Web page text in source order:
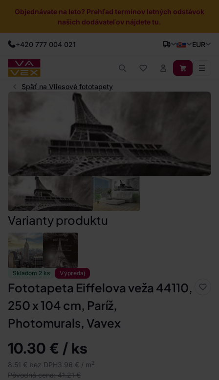
Objednávate na leto? Prehľad termínov letných odstávok
našich dodávateľov nájdete tu.
+420 777 004 021 EUR
Späť na Vliesové fototapety
Skladom 2 ks Výpredaj
Fototapeta Eiffelova veža 44110,
250 x 104 cm, Paríž,
Photomurals, Vavex
10.30 € / ks
8.51 € bez DPH3.96 € / m2
Pôvodná cena: 41.21 €
Varianty produktu